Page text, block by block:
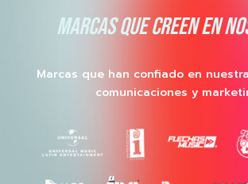
MARCAS QUE CREEN EN
Marcas que han confiado en
comunicaciones y